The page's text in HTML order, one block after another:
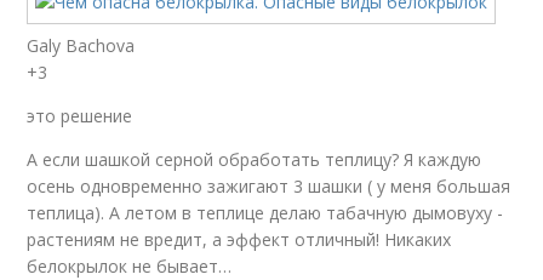
Galy Bachova
+3
это решение
А если шашкой серной обработать теплицу? Я каждую
осень одновременно зажигают 3 шашки ( у меня большая
теплица). А летом в теплице делаю табачную дымовуху -
растениям не вредит, а эффект отличный! Никаких
белокрылок не бывает…